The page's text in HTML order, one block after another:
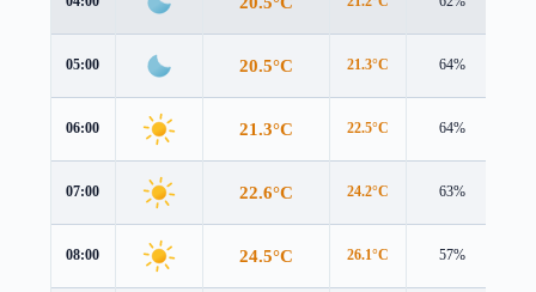
05:00 20.5°C 21.3°C 64%
06:00 21.3°C 22.5°C 64%
07:00 22.6°C 24.2°C 63%
08:00 24.5°C 26.1°C 57%